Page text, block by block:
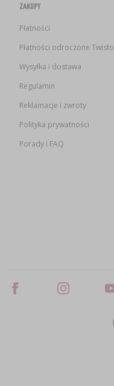
ZAKUPY
Płatności
Płatności odroczone Twisto
Wysyłka i dostawa
Regulamin
Reklamacje i zwroty
Polityka prywatności
Porady i FAQ